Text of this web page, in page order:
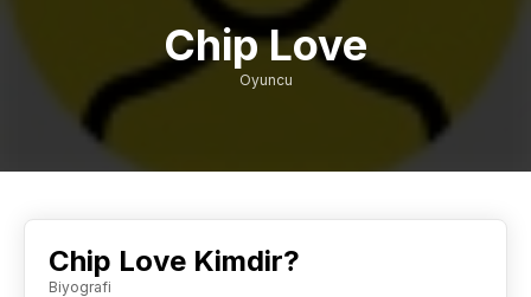
Chip Love
Oyuncu
Chip Love Kimdir?
Biyografi